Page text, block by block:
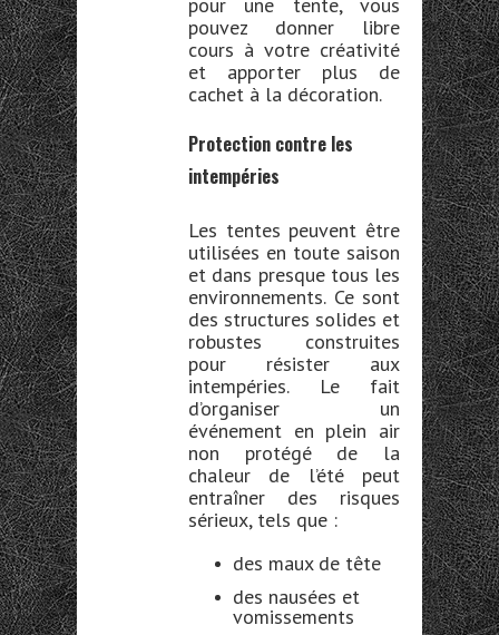
pouvez donner libre
cours à votre créativité
et apporter plus de
cachet à la décoration.
Protection contre les
intempéries
Les tentes peuvent être
utilisées en toute saison
et dans presque tous les
environnements. Ce sont
des structures solides et
robustes construites
pour résister aux
intempéries. Le fait
d’organiser un
événement en plein air
non protégé de la
chaleur de l’été peut
entraîner des risques
sérieux, tels que :
des maux de tête
des nausées et
vomissements